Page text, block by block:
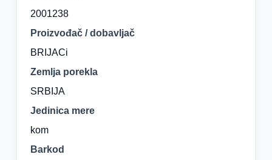
2001238
Proizvođač / dobavljač
BRIJACi
Zemlja porekla
SRBIJA
Jedinica mere
kom
Barkod